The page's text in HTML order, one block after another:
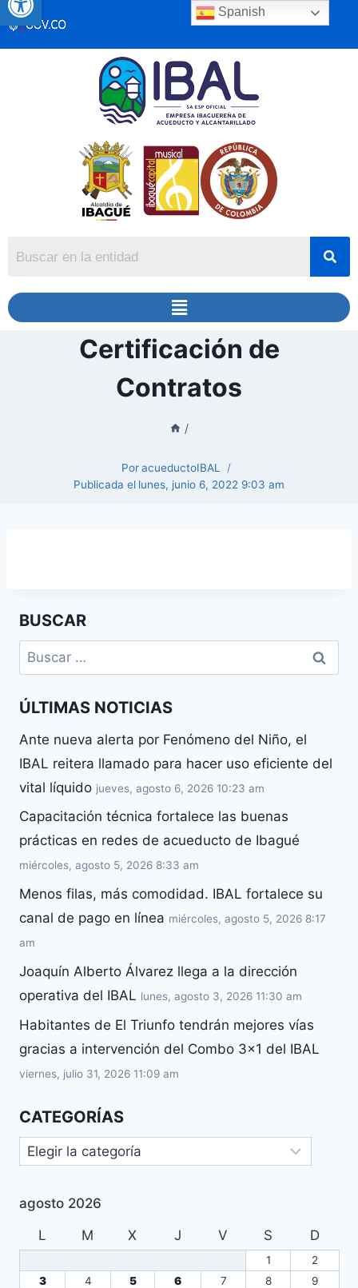
Certificación de
Contratos
/
PoracueductoIBAL
Publicada el lunes, junio 6, 2022 9:03 am
BUSCAR
ÚLTIMAS NOTICIAS
Ante nueva alerta por Fenómeno del Niño, el
IBAL reitera llamado para hacer uso eficiente del
vital líquido jueves, agosto 6, 2026 10:23 am
Capacitación técnica fortalece las buenas
prácticas en redes de acueducto de Ibagué
miércoles, agosto 5, 2026 8:33 am
Menos filas, más comodidad. IBAL fortalece su
canal de pago en línea miércoles, agosto 5, 2026 8:17
am
Joaquín Alberto Álvarez llega a la dirección
operativa del IBAL lunes, agosto 3, 2026 11:30 am
Habitantes de El Triunfo tendrán mejores vías
gracias a intervención del Combo 3×1 del IBAL
viernes, julio 31, 2026 11:09 am
CATEGORÍAS
agosto 2026
L
M X J V S D
1
2
3
4 5 6 7 8
9
Spanish